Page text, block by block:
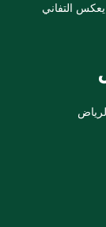
التفاني